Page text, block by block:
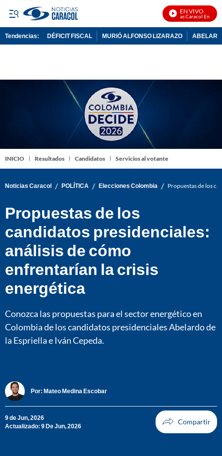
EN VIVO
Noticias Caracol En Vivo
Tendencias: DÉFICIT FISCAL MURIÓ ALFONSO LIZARAZO
INICIO Resultados Candidatos Servicios al votante
Noticias Caracol / POLÍTICA / Elecciones Colombia / Propuestas de los
Propuestas de los
candidatos presidenciales:
análisis de cómo
enfrentarían la crisis
energética
Conozca las propuestas para el sector energético en
Colombia de los candidatos presidenciales Abelardo de
la Espriella e Iván Cepeda.
Por: Mateo Medina Escobar
9 de Jun, 2026
Actualizado: 9 De Jun, 2026